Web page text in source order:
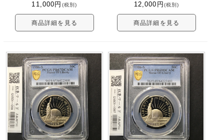
11,000 円 (税別)
商品詳細を見る
12,000 円 (税別)
商品詳細を見る